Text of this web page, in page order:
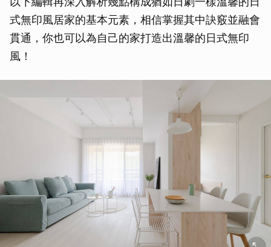
式無印風居家的基本元素，相信掌握其中訣竅並融會
貫通，你也可以為自己的家打造出溫馨的日式無印
風！